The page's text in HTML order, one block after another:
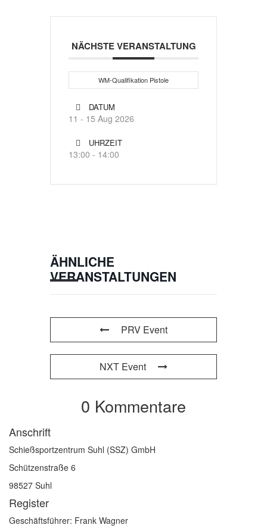
NÄCHSTE VERANSTALTUNG
WM-Qualifikation Pistole
DATUM
11 - 15 Aug 2026
UHRZEIT
13:00 - 14:00
ÄHNLICHE
VERANSTALTUNGEN
PRV Event
NXT Event
0 Kommentare
Anschrift
Schießsportzentrum Suhl (SSZ) GmbH
Schützenstraße 6
98527 Suhl
Register
Geschäftsführer: Frank Wagner